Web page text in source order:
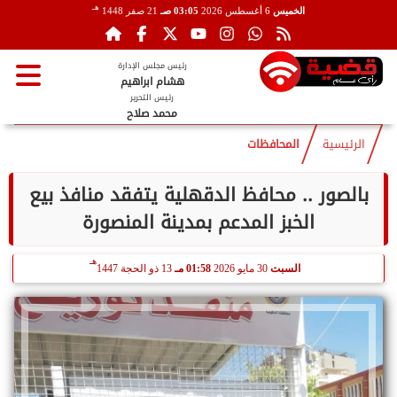
الخميس 03:05 صـ 21 صفر 1448 هـ
رئيس مجلس الإدارة
هشام ابراهيم
رئيس التحرير
محمد صلاح
الرئيسية المحافظات
بالصور .. محافظ الدقهلية يتفقد منافذ بيع
الخبز المدعم بمدينة المنصورة
السبت 01:58 مـ 13 ذو الحجة 1447
هـ